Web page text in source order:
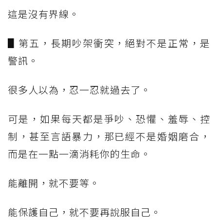
這是沒有界線。
▋第五，長期吵架衝突，絕對不是正常，是
警訊。
很多人以為，忍一忍就過去了。
可是，如果每天都是爭吵、恐懼、羞辱、控
制，甚至言語暴力，那已經不是婚姻磨合，
而是在一點一滴消耗你的生命。
能離開，就不要等。
能保護自己，就不要再說服自己。